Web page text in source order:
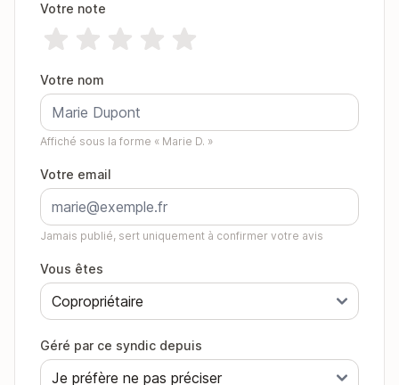
Votre note
Votre nom
Affiché sous la forme « Marie D. »
Votre email
Jamais publié, sert uniquement à confirmer votre avis
Vous êtes
Géré par ce syndic depuis